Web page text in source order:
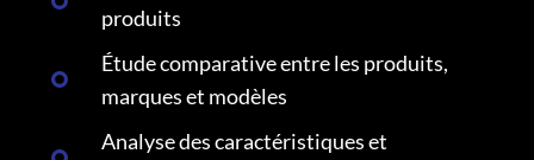
produits
Étude comparative entre les produits,
marques et modèles
Analyse des caractéristiques et